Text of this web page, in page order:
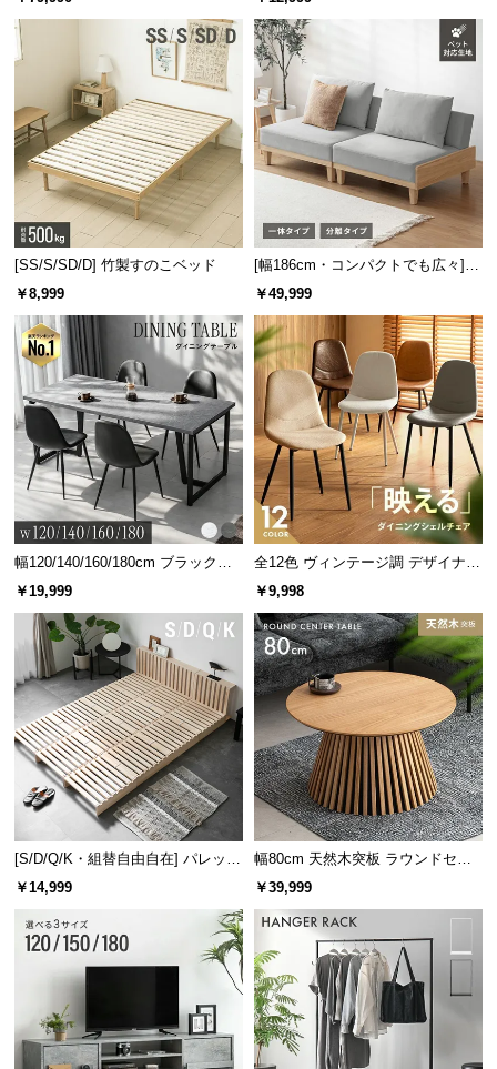
板 美しい格子デザイン
[SS/S/SD/D] 竹製すのこベッド
￥8,999
[幅186cm・コンパクトでも広々] 3
人掛けソファベッド リクライニン
￥49,999
幅120/140/160/180cm ブラックフ
レーム ダイニング 大理石調 4人掛
￥19,999
全12色 ヴィンテージ調 デザイナー
ズシェルチェア
￥9,998
[S/D/Q/K・組替自由自在] パレット
ベッド 8/12/16枚セット
￥14,999
幅80cm 天然木突板 ラウンドセン
ターテーブル 美しい格子デザイン
￥39,999